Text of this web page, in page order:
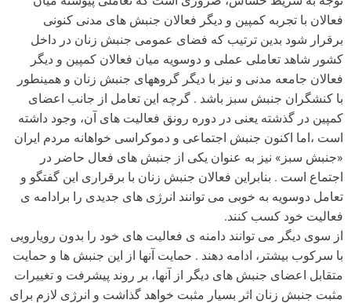
فعالان با تجربه کمپین و دیگر فعالان جنبش های مدنی کنونی
برقرار شود بدین ترتیب که فضای عمومی جنبش زنان در داخل
کشور شاهد تعاملی عملی و دوسویه میان فعالان کمپین و دیگر
فعالان جامعه مدنی و نیز با دیگر گروههای جنبش زنان و همینطور
با کنشگران جنبش سبز باشد . گرچه این تعامل از جانب اعضای
کمپین در گذشته یعنی در دوره رونق فعالیت های آن، وجود داشته
است ،اما اکنون جنبش اجتماعی و دموکراسی خواهانه مردم ایران
«جنبش سبز» نیز به عنوان یکی از جنبش های فعال حاضر در
اجتماع است . بنابراین فعالان جنبش زنان با برقراری این گفتگو و
تعامل دوسویه به خوبی می توانند انرژی های جدیدی را برادامه ی
فعالیت خود کسب کنند.
از سوی دیگر می توانند دامنه ی فعالیت های خود را بدون رویارویی
با سرکوب بیشتر، ادامه دهند . حمایت آنها از این جنبش ها و حمایت
متقابل اعضای جنبش های دیگر از آنها، بر روند پیشرفت و تغییرات
مثبت جنبش زنان اثر بسیار مثبت خواهد گذاشت و انرژی لازم برای